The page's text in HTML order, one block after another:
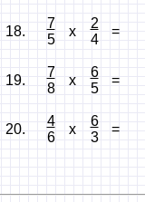
18.
7
5
x
2
4
=
19.
7
8
x
6
5
=
20.
4
6
x
6
3
=